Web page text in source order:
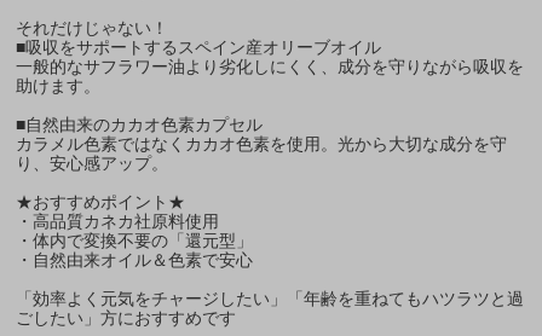
それだけじゃない！
■吸収をサポートするスペイン産オリーブオイル
一般的なサフラワー油より劣化しにくく、成分を守りながら吸収を
助けます。
■自然由来のカカオ色素カプセル
カラメル色素ではなくカカオ色素を使用。光から大切な成分を守
り、安心感アップ。
★おすすめポイント★
・高品質カネカ社原料使用
・体内で変換不要の「還元型」
・自然由来オイル＆色素で安心
「効率よく元気をチャージしたい」「年齢を重ねてもハツラツと過
ごしたい」方におすすめです